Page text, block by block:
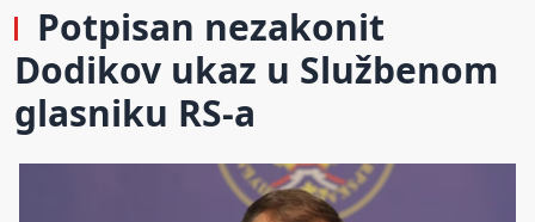
Potpisan nezakonit
Dodikov ukaz u Službenom
glasniku RS-a